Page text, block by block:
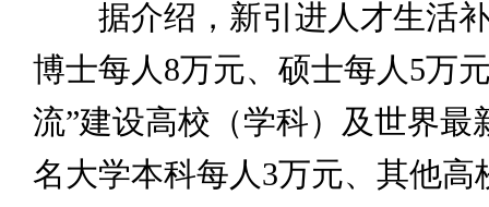
据介绍，新引进人才生活补
博士每人8万元、硕士每人5万
流”建设高校（学科）及世界最
名大学本科每人3万元、其他高